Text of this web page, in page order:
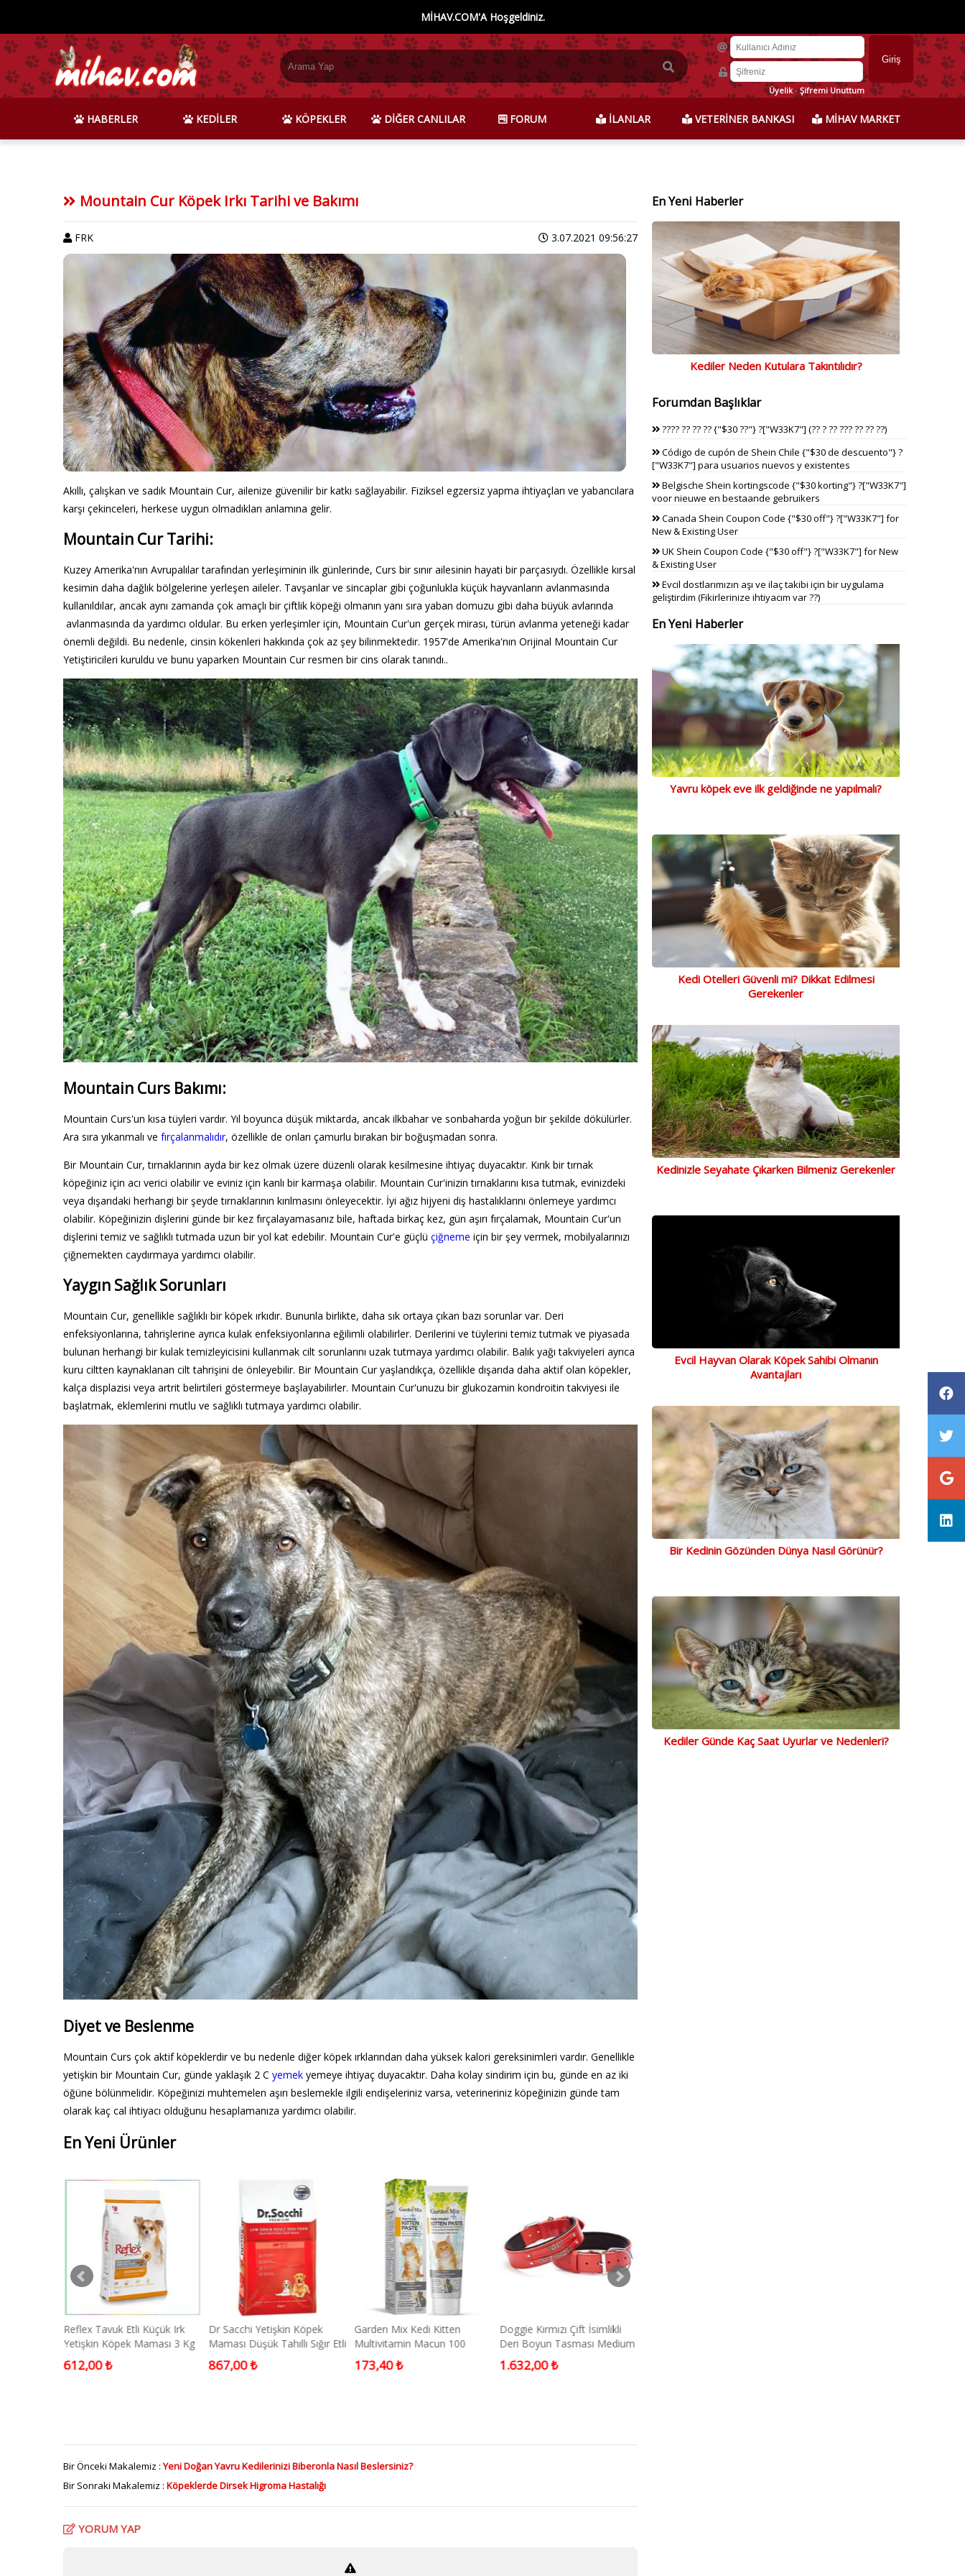
MİHAV.COM'A Hoşgeldiniz.
Üyelik-Şifremi Unuttum
HABERLER KEDİLER KÖPEKLER DİĞER CANLILAR FORUM İLANLAR VETERİNER BANKASI MİHAV MARKET
Mountain Cur Köpek Irkı Tarihi ve Bakımı
FRK 3.07.2021 09:56:27
Akıllı, çalışkan ve sadık Mountain Cur, ailenize güvenilir bir katkı sağlayabilir. Fiziksel egzersiz yapma ihtiyaçları ve yabancılara
karşı çekinceleri, herkese uygun olmadıkları anlamına gelir.
Mountain Cur Tarihi:
Kuzey Amerika'nın Avrupalılar tarafından yerleşiminin ilk günlerinde, Curs bir sınır ailesinin hayati bir parçasıydı. Özellikle kırsal
kesimin daha dağlık bölgelerine yerleşen aileler. Tavşanlar ve sincaplar gibi çoğunlukla küçük hayvanların avlanmasında
kullanıldılar, ancak aynı zamanda çok amaçlı bir çiftlik köpeği olmanın yanı sıra yaban domuzu gibi daha büyük avlarında
avlanmasında da yardımcı oldular. Bu erken yerleşimler için, Mountain Cur'un gerçek mirası, türün avlanma yeteneği kadar
önemli değildi. Bu nedenle, cinsin kökenleri hakkında çok az şey bilinmektedir. 1957'de Amerika'nın Orijinal Mountain Cur
Yetiştiricileri kuruldu ve bunu yaparken Mountain Cur resmen bir cins olarak tanındı..
Mountain Curs Bakımı:
Mountain Curs'un kısa tüyleri vardır. Yıl boyunca düşük miktarda, ancak ilkbahar ve sonbaharda yoğun bir şekilde dökülürler.
Ara sıra yıkanmalı ve fırçalanmalıdır, özellikle de onları çamurlu bırakan bir boğuşmadan sonra.
Bir Mountain Cur, tırnaklarının ayda bir kez olmak üzere düzenli olarak kesilmesine ihtiyaç duyacaktır. Kırık bir tırnak
köpeğiniz için acı verici olabilir ve eviniz için kanlı bir karmaşa olabilir. Mountain Cur'inizin tırnaklarını kısa tutmak, evinizdeki
veya dışarıdaki herhangi bir şeyde tırnaklarının kırılmasını önleyecektir. İyi ağız hijyeni diş hastalıklarını önlemeye yardımcı
olabilir. Köpeğinizin dişlerini günde bir kez fırçalayamasanız bile, haftada birkaç kez, gün aşırı fırçalamak, Mountain Cur'un
dişlerini temiz ve sağlıklı tutmada uzun bir yol kat edebilir. Mountain Cur'e güçlü çiğneme için bir şey vermek, mobilyalarınızı
çiğnemekten caydırmaya yardımcı olabilir.
Yaygın Sağlık Sorunları
Mountain Cur, genellikle sağlıklı bir köpek ırkıdır. Bununla birlikte, daha sık ortaya çıkan bazı sorunlar var. Deri
enfeksiyonlarına, tahrişlerine ayrıca kulak enfeksiyonlarına eğilimli olabilirler. Derilerini ve tüylerini temiz tutmak ve piyasada
bulunan herhangi bir kulak temizleyicisini kullanmak cilt sorunlarını uzak tutmaya yardımcı olabilir. Balık yağı takviyeleri ayrıca
kuru ciltten kaynaklanan cilt tahrişini de önleyebilir. Bir Mountain Cur yaşlandıkça, özellikle dışarıda daha aktif olan köpekler,
kalça displazisi veya artrit belirtileri göstermeye başlayabilirler. Mountain Cur'unuzu bir glukozamin kondroitin takviyesi ile
başlatmak, eklemlerini mutlu ve sağlıklı tutmaya yardımcı olabilir.
Diyet ve Beslenme
Mountain Curs çok aktif köpeklerdir ve bu nedenle diğer köpek ırklarından daha yüksek kalori gereksinimleri vardır. Genellikle
yetişkin bir Mountain Cur, günde yaklaşık 2 C yemek yemeye ihtiyaç duyacaktır. Daha kolay sindirim için bu, günde en az iki
öğüne bölünmelidir. Köpeğinizi muhtemelen aşırı beslemekle ilgili endişeleriniz varsa, veterineriniz köpeğinizin günde tam
olarak kaç cal ihtiyacı olduğunu hesaplamanıza yardımcı olabilir.
En Yeni Ürünler
Reflex Tavuk Etli Küçük Irk
Yetişkin Köpek Maması 3 Kg
612,00 ₺
Dr Sacchi Yetişkin Köpek
Maması Düşük Tahıllı Sığır Etli
12 Kg
867,00 ₺
Garden Mix Kedi Kitten
Multivitamin Macun 100
Gram
173,40 ₺
Doggie Kırmızı Çift İsimlikli
Deri Boyun Tasması Medium
1.632,00 ₺
Bir Önceki Makalemiz :Yeni Doğan Yavru Kedilerinizi Biberonla Nasıl Beslersiniz?
Bir Sonraki Makalemiz : Köpeklerde Dirsek Higroma Hastalığı
YORUM YAP
En Yeni Haberler
Kediler Neden Kutulara Takıntılıdır?
Forumdan Başlıklar
???? ?? ?? ?? {"$30 ??"} ?["W33K7"] (?? ? ?? ??? ?? ?? ??)
Código de cupón de Shein Chile {"$30 de descuento"} ?
["W33K7"] para usuarios nuevos y existentes
Belgische Shein kortingscode {"$30 korting"} ?["W33K7"]
voor nieuwe en bestaande gebruikers
Canada Shein Coupon Code {"$30 off"} ?["W33K7"] for
New & Existing User
UK Shein Coupon Code {"$30 off"} ?["W33K7"] for New
& Existing User
Evcil dostlarımızın aşı ve ilaç takibi için bir uygulama
geliştirdim (Fikirlerinize ihtiyacım var ??)
En Yeni Haberler
Yavru köpek eve ilk geldiğinde ne yapılmalı?
Kedi Otelleri Güvenli mi? Dikkat Edilmesi
Gerekenler
Kedinizle Seyahate Çıkarken Bilmeniz Gerekenler
Evcil Hayvan Olarak Köpek Sahibi Olmanın
Avantajları
Bir Kedinin Gözünden Dünya Nasıl Görünür?
Kediler Günde Kaç Saat Uyurlar ve Nedenleri?